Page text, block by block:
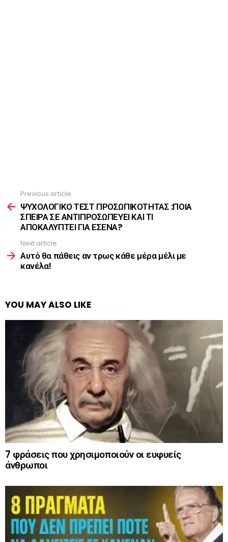
more
Previous article
ΨΥΧΟΛΟΓΙΚΟ ΤΕΣΤ ΠΡΟΣΩΠΙΚΟΤΗΤΑΣ :ΠΟΙΑ
ΣΠΕΙΡΑ ΣΕ ΑΝΤΙΠΡΟΣΩΠΕΥΕΙ ΚΑΙ ΤΙ
ΑΠΟΚΑΛΥΠΤΕΙ ΓΙΑ ΕΣΕΝΑ?
Next article
Αυτό θα πάθεις αν τρως κάθε μέρα μέλι με
κανέλα!
YOU MAY ALSO LIKE
7 φράσεις που χρησιμοποιούν οι ευφυείς
άνθρωποι